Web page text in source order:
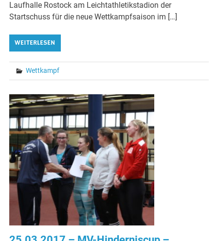
Laufhalle Rostock am Leichtathletikstadion der
Startschuss für die neue Wettkampfsaison im […]
WEITERLESEN
Wettkampf